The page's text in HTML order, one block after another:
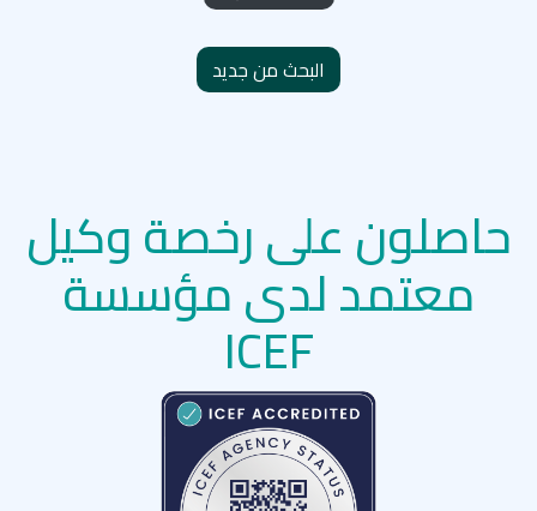
البحث من جديد
حاصلون على رخصة وكيل
معتمد لدى مؤسسة
ICEF